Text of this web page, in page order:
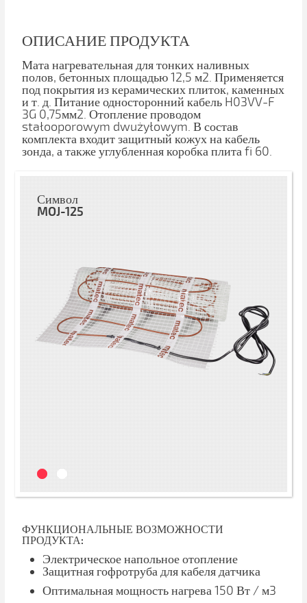
ОПИСАНИЕ ПРОДУКТА
Мата нагревательная для тонких наливных
полов, бетонных площадью 12,5 м2. Применяется
под покрытия из керамических плиток, каменных
и т. д. Питание односторонний кабель H03VV-F
3G 0,75мм2. Отопление проводом
stałooporowym dwużyłowym. В состав
комплекта входит защитный кожух на кабель
зонда, а также углубленная коробка плита fi 60.
Символ
MOJ-125
ФУНКЦИОНАЛЬНЫЕ ВОЗМОЖНОСТИ
ПРОДУКТА:
Электрическое напольное отопление
Защитная гофротруба для кабеля датчика
Оптимальная мощность нагрева 150 Вт / м3